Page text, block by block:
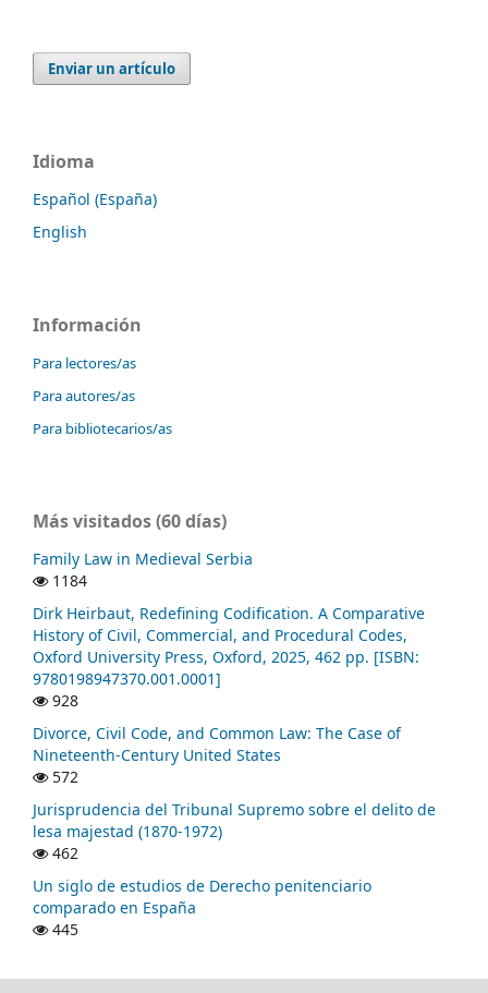
Enviar un artículo
Idioma
Español (España)
English
Información
Para lectores/as
Para autores/as
Para bibliotecarios/as
Más visitados (60 días)
Family Law in Medieval Serbia
1184
Dirk Heirbaut, Redefining Codification. A Comparative
History of Civil, Commercial, and Procedural Codes,
Oxford University Press, Oxford, 2025, 462 pp. [ISBN:
9780198947370.001.0001]
928
Divorce, Civil Code, and Common Law: The Case of
Nineteenth-Century United States
572
Jurisprudencia del Tribunal Supremo sobre el delito de
lesa majestad (1870-1972)
462
Un siglo de estudios de Derecho penitenciario
comparado en España
445